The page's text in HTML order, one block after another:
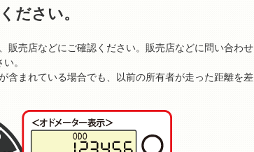
ださい。
販売店などにご確認ください。販売店などに問い合わせ
。
含まれている場合でも、以前の所有者が走った距離を差